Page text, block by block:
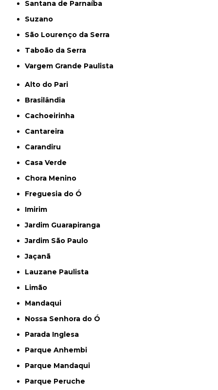
Santana de Parnaíba
Suzano
São Lourenço da Serra
Taboão da Serra
Vargem Grande Paulista
Alto do Pari
Brasilândia
Cachoeirinha
Cantareira
Carandiru
Casa Verde
Chora Menino
Freguesia do Ó
Imirim
Jardim Guarapiranga
Jardim São Paulo
Jaçanã
Lauzane Paulista
Limão
Mandaqui
Nossa Senhora do Ó
Parada Inglesa
Parque Anhembi
Parque Mandaqui
Parque Peruche